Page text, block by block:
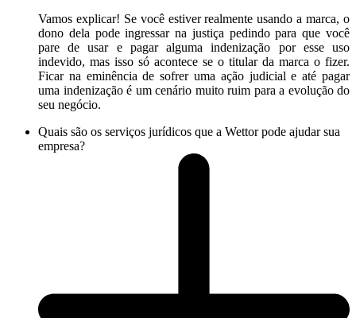
Vamos explicar! Se você estiver realmente usando a marca, o
dono dela pode ingressar na justiça pedindo para que você
pare de usar e pagar alguma indenização por esse uso
indevido, mas isso só acontece se o titular da marca o fizer.
Ficar na eminência de sofrer uma ação judicial e até pagar
uma indenização é um cenário muito ruim para a evolução do
seu negócio.
Quais são os serviços jurídicos que a Wettor pode ajudar sua
empresa?